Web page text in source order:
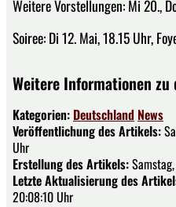
Weitere Vorstellungen: Mi 20.,
Soiree: Di 12. Mai, 18.15 Uhr,
Weitere Informationen zu
Kategorien: Deutschland News
Veröffentlichung des Artikels:
Uhr
Erstellung des Artikels:
Letzte Aktualisierung des
20:08:10 Uhr